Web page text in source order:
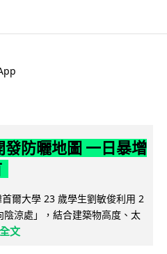
防曬地圖 一日暴增
首爾大學 23 歲學生劉敏俊利用 2
涼處」，結合建築物高度、太
文